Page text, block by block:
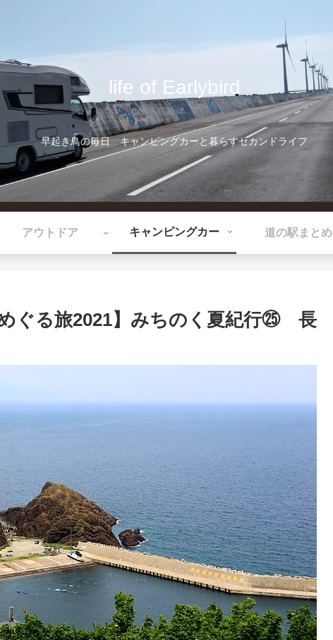
life of Earlybird
早起き鳥の毎日 キャンピングカーと暮らすセカンドライフ
アウトドア キャンピングカー 道の駅まとめ
ぐる旅2021】みちのく夏紀行㉕ 長